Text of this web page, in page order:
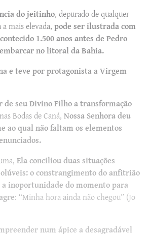
do jeitinho, depurado de qualquer
mais elevada, pode ser ilustrada com
1.500 anos antes de Pedro
no litoral da Bahia.
e teve por protagonista a Virgem
de seu Divino Filho a transformação
Bodas de Caná, Nossa Senhora deu
ao qual não faltam os elementos
Ela conciliou duas situações
o constrangimento do anfitrião
a inoportunidade do momento para
: “Minha hora ainda não chegou” (Jo
num ápice a desagradável